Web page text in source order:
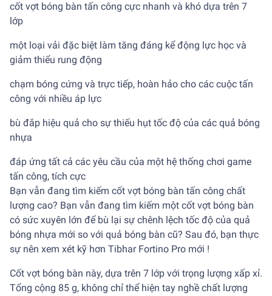
cốt vợt bóng bàn tấn công cực nhanh và khó dựa trên 7
lớp
một loại vải đặc biệt làm tăng đáng kể động lực học và
giảm thiểu rung động
chạm bóng cứng và trực tiếp, hoàn hảo cho các cuộc tấn
công với nhiều áp lực
bù đắp hiệu quả cho sự thiếu hụt tốc độ của các quả bóng
nhựa
đáp ứng tất cả các yêu cầu của một hệ thống chơi game
tấn công, tích cực
Bạn vẫn đang tìm kiếm cốt vợt bóng bàn tấn công chất
lượng cao? Bạn vẫn đang tìm kiếm một cốt vợt bóng bàn
có sức xuyên lớn để bù lại sự chênh lệch tốc độ của quả
bóng nhựa mới so với quả bóng bàn cũ? Sau đó, bạn thực
sự nên xem xét kỹ hơn Tibhar Fortino Pro mới !
Cốt vợt bóng bàn này, dựa trên 7 lớp với trọng lượng xấp xỉ.
Tổng cộng 85 g, không chỉ thể hiện tay nghề chất lượng